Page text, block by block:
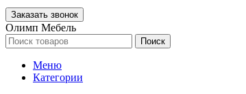
Олимп Мебель
Поиск
Меню
Категории